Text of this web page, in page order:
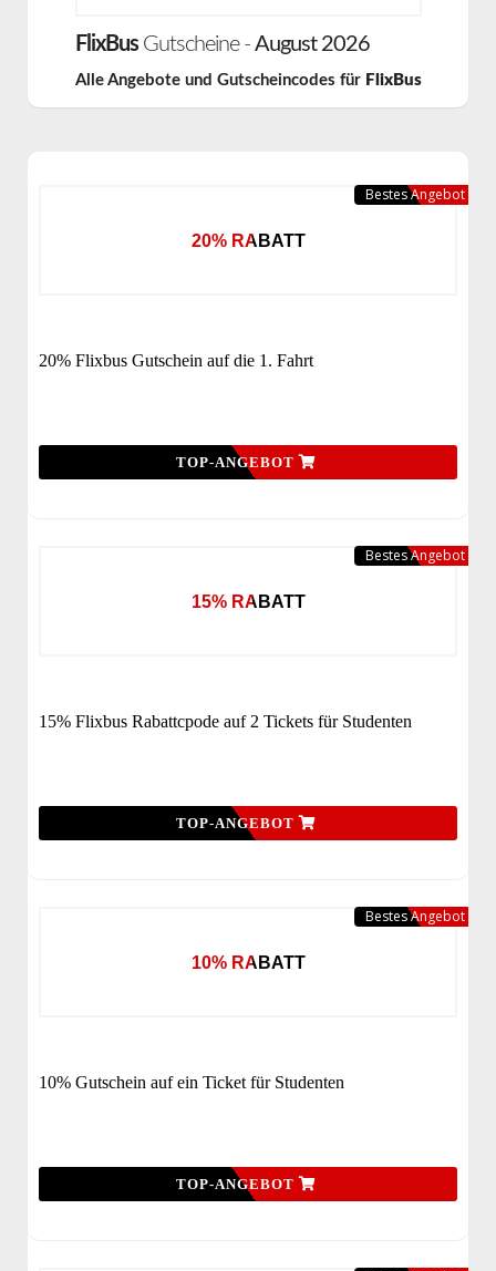
FlixBusGutscheine - August 2026
Alle Angebote und Gutscheincodes für FlixBus
20% RABATT
20% Flixbus Gutschein auf die 1. Fahrt
TOP-ANGEBOT
Bestes Angebot
15% RABATT
15% Flixbus Rabattcpode auf 2 Tickets für Studenten
TOP-ANGEBOT
Bestes Angebot
10% RABATT
10% Gutschein auf ein Ticket für Studenten
TOP-ANGEBOT
Bestes Angebot